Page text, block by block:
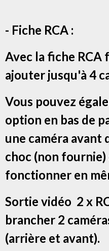
- Fiche RCA :
Avec la fiche RCA
ajouter jusqu'à 4
Vous pouvez
option en bas de
une caméra avant
choc (non
fonctionner en
Sortie vidéo 2 x
brancher 2
(arrière et avant).